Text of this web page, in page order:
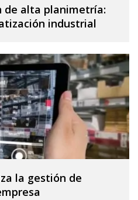
de alta planimetría:
industrial
la gestión de